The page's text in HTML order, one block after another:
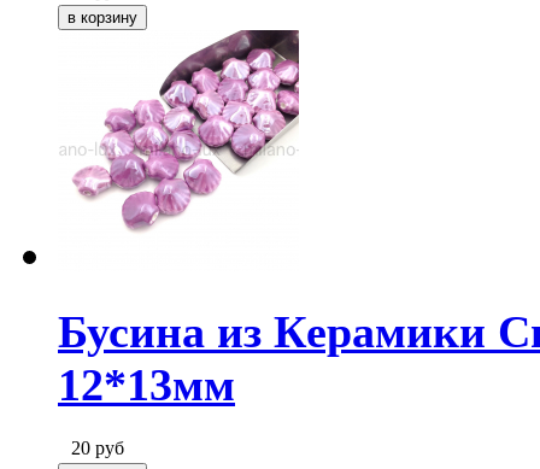
Бусина из Керамики
12*13мм
20 руб